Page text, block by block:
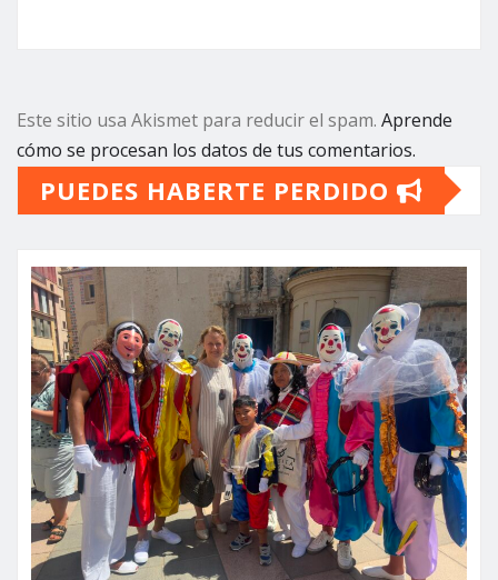
Este sitio usa Akismet para reducir el spam. Aprende
cómo se procesan los datos de tus comentarios.
PUEDES HABERTE PERDIDO